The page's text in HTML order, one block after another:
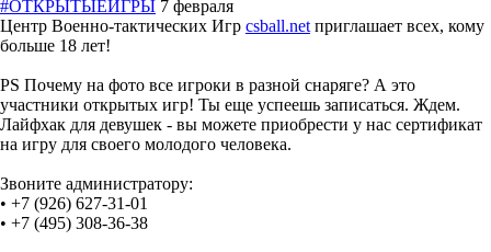
#ОТКРЫТЫЕИГРЫ 7 февраля
Центр Военно-тактических Игр csball.net приглашает всех, кому
больше 18 лет!
PS Почему на фото все игроки в разной снаряге? А это
участники открытых игр! Ты еще успеешь записаться. Ждем.
Лайфхак для девушек - вы можете приобрести у нас сертификат
на игру для своего молодого человека.
Звоните администратору:
• +7 (926) 627-31-01
• +7 (495) 308-36-38